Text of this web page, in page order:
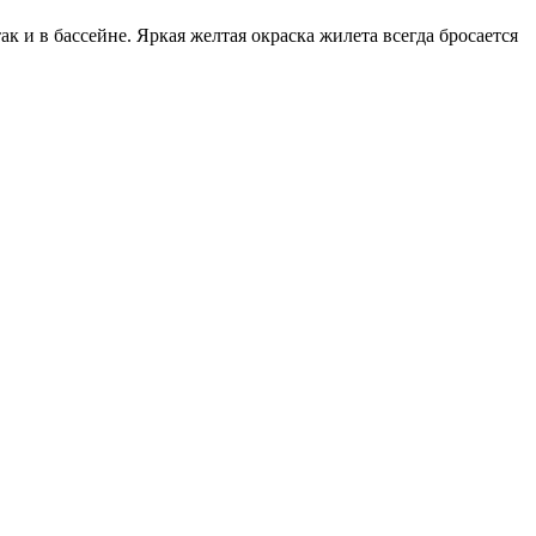
в бассейне. Яркая желтая окраска жилета всегда бросается